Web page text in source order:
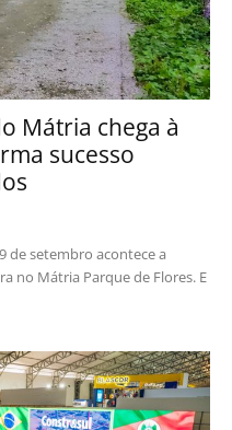
Mátria chega à
sucesso
de setembro acontece a
no Mátria Parque de Flores. E